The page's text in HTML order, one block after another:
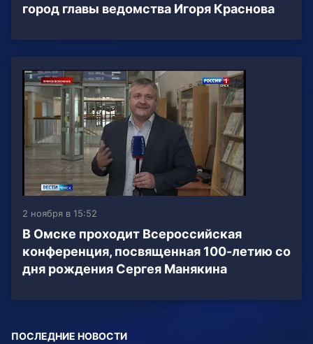
город главы ведомства Игоря Краснова
2 ноября в 15:52
В Омске проходит Всероссийская
конференция, посвященная 100-летию со
дня рождения Сергея Манякина
ПОСЛЕДНИЕ НОВОСТИ